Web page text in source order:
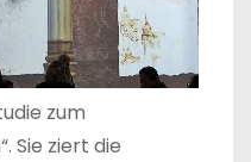
zum
Sie ziert die